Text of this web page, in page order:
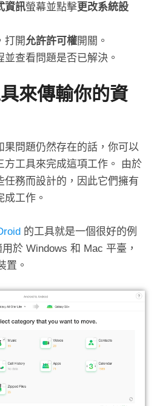
資訊螢幕並點擊更改系統設
打開允許許可權開關。
查看問題是否已解決。
來傳輸你的資
果問題仍然存在的話，你可以
方工具來完成這項工作。 由於
任務而設計的，因此它們擁有
成工作。
的工具就是一個很好的例
於 Windows 和 Mac 平臺，
置。